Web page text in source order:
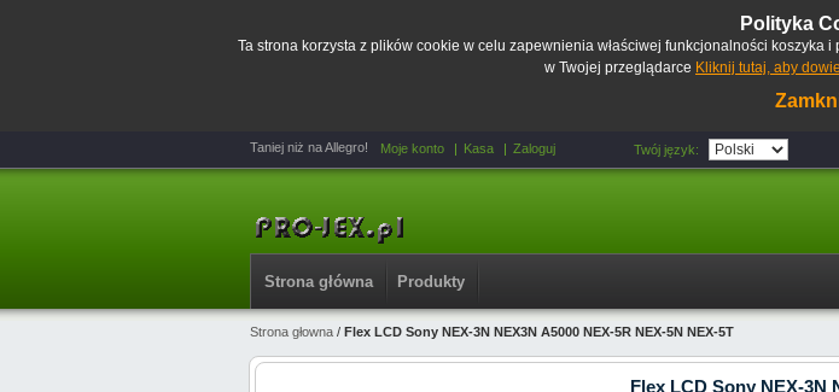
Polityka
Ta strona korzysta z plików cookie w celu zapewnienia właściwej funkcjonalności
w Twojej przeglądarce Kliknij tutaj, aby
Taniej niż na Allegro! Moje konto Kasa Zaloguj Twój język:
Strona główna Produkty
Strona głowna / Flex LCD Sony NEX-3N NEX3N A5000 NEX-5R NEX-5N NEX-5T
Flex LCD Sony NEX-3N